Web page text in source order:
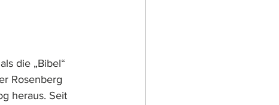
die „Bibel“
Rosenberg
heraus. Seit